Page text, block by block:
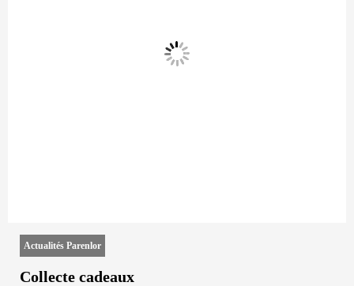
Actualités Parenlor
Collecte cadeaux